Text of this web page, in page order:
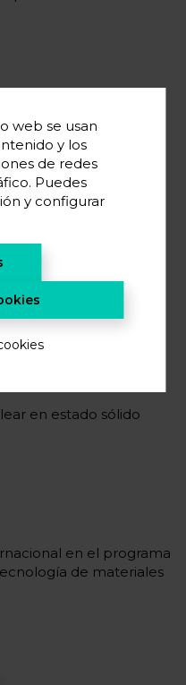
ión
en estado sólido
en el programa
de materiales
web se usan
y los
de redes
Puedes
y configurar